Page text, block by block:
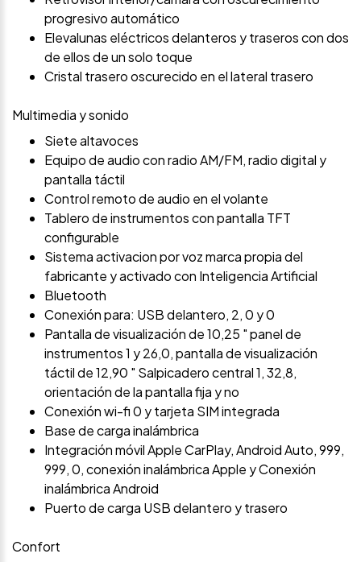
progresivo automático
Elevalunas eléctricos delanteros y traseros con dos
de ellos de un solo toque
Cristal trasero oscurecido en el lateral trasero
Multimedia y sonido
Siete altavoces
Equipo de audio con radio AM/FM, radio digital y
pantalla táctil
Control remoto de audio en el volante
Tablero de instrumentos con pantalla TFT
configurable
Sistema activacion por voz marca propia del
fabricante y activado con Inteligencia Artificial
Bluetooth
Conexión para: USB delantero, 2, 0 y 0
Pantalla de visualización de 10,25 " panel de
instrumentos 1 y 26,0, pantalla de visualización
táctil de 12,90 " Salpicadero central 1, 32,8,
orientación de la pantalla fija y no
Conexión wi-fi 0 y tarjeta SIM integrada
Base de carga inalámbrica
Integración móvil Apple CarPlay, Android Auto, 999,
999, 0, conexión inalámbrica Apple y Conexión
inalámbrica Android
Puerto de carga USB delantero y trasero
Confort